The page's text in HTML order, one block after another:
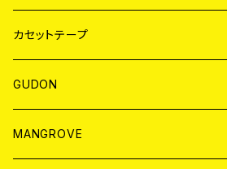
BADGE
JAPAN
WORLD
カセットテープ
JAPAN
WORLD
GUDON
アパレル
MANGROVE